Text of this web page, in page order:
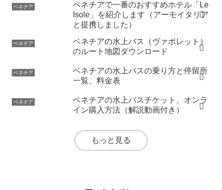
ベネチア
ベネチアで一番のおすすめホテル「Le
Isole」を紹介します（アーモイタリア
と提携しました）
ベネチア
ベネチアの水上バス（ヴァポレット）
のルート地図ダウンロード
ベネチア
ベネチアの水上バスの乗り方と停留所
一覧、料金表
ベネチア
ベネチアの水上バスチケット、オンラ
イン購入方法（解説動画付き）
もっと見る